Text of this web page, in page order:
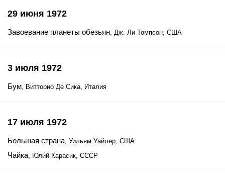
29 июня 1972
Завоевание планеты обезьян, Дж. Ли Томпсон, США
3 июля 1972
Бум, Витторио Де Сика, Италия
17 июля 1972
Большая страна, Уильям Уайлер, США
Чайка, Юлий Карасик, СССР